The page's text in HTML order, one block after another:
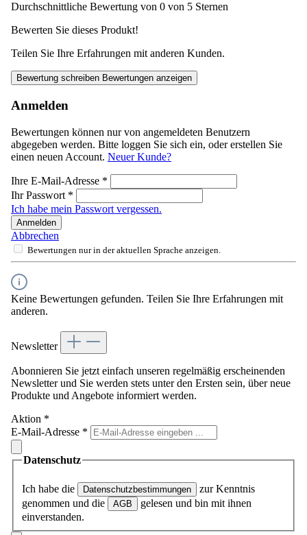
Durchschnittliche Bewertung von 0 von 5 Sternen
Bewerten Sie dieses Produkt!
Teilen Sie Ihre Erfahrungen mit anderen Kunden.
Bewertung schreiben Bewertungen anzeigen
Anmelden
Bewertungen können nur von angemeldeten Benutzern
abgegeben werden. Bitte loggen Sie sich ein, oder erstellen Sie
einen neuen Account. Neuer Kunde?
Ihre E-Mail-Adresse *
Ihr Passwort *
Ich habe mein Passwort vergessen.
Anmelden
Abbrechen
Bewertungen nur in der aktuellen Sprache anzeigen.
Keine Bewertungen gefunden. Teilen Sie Ihre Erfahrungen mit
anderen.
Newsletter
Abonnieren Sie jetzt einfach unseren regelmäßig erscheinenden
Newsletter und Sie werden stets unter den Ersten sein, über neue
Produkte und Angebote informiert werden.
Aktion *
E-Mail-Adresse *
Datenschutz
Ich habe die Datenschutzbestimmungen
zur Kenntnis
genommen und die
AGB
gelesen und bin mit ihnen
einverstanden.